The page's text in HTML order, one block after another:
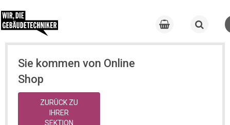
Sie kommen von Online
Shop
ZURÜCK ZU
IHRER
SEKTION